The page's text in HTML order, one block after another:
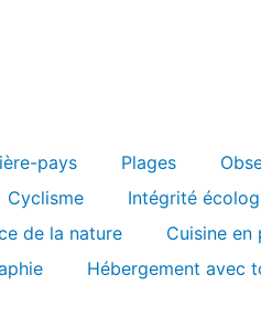
pays Plages
Cyclisme Intégrité
de la nature Cuisine en
Hébergement avec